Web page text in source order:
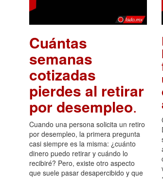
Cuántas
semanas
cotizadas
pierdes al retirar
por desempleo.
Cuando una persona solicita un retiro
por desempleo, la primera pregunta
casi siempre es la misma: ¿cuánto
dinero puedo retirar y cuándo lo
recibiré? Pero, existe otro aspecto
que suele pasar desapercibido y que